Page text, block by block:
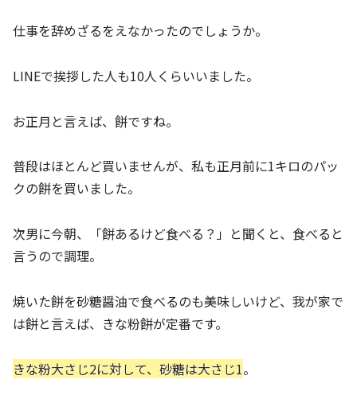
仕事を辞めざるをえなかったのでしょうか。
LINEで挨拶した人も10人くらいいました。
お正月と言えば、餅ですね。
普段はほとんど買いませんが、私も正月前に1キロのパッ
クの餅を買いました。
次男に今朝、「餅あるけど食べる？」と聞くと、食べると
言うので調理。
焼いた餅を砂糖醤油で食べるのも美味しいけど、我が家で
は餅と言えば、きな粉餅が定番です。
きな粉大さじ2に対して、砂糖は大さじ1。